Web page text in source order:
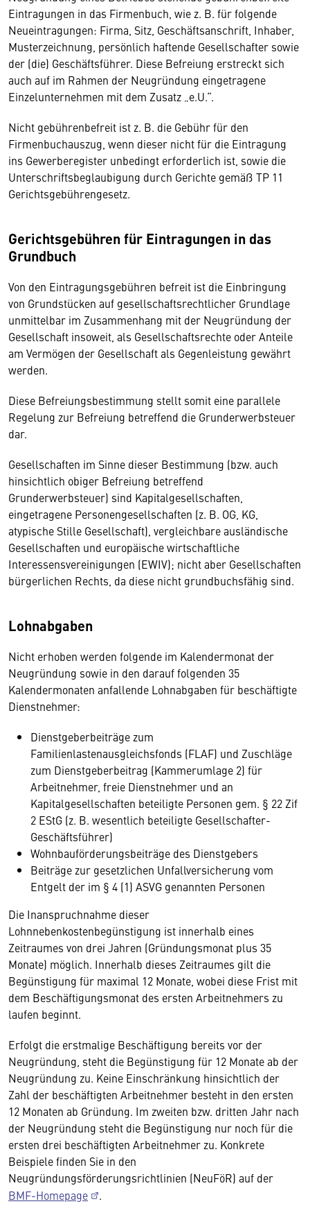
Eintragungen in das Firmenbuch, wie z. B. für folgende
Neueintragungen: Firma, Sitz, Geschäftsanschrift, Inhaber,
Musterzeichnung, persönlich haftende Gesellschafter sowie
der (die) Geschäftsführer. Diese Befreiung erstreckt sich
auch auf im Rahmen der Neugründung eingetragene
Einzelunternehmen mit dem Zusatz „e.U.“.
Nicht gebührenbefreit ist z. B. die Gebühr für den
Firmenbuchauszug, wenn dieser nicht für die Eintragung
ins Gewerberegister unbedingt erforderlich ist, sowie die
Unterschriftsbeglaubigung durch Gerichte gemäß TP 11
Gerichtsgebührengesetz.
Gerichtsgebühren für Eintragungen in das
Grundbuch
Von den Eintragungsgebühren befreit ist die Einbringung
von Grundstücken auf gesellschaftsrechtlicher Grundlage
unmittelbar im Zusammenhang mit der Neugründung der
Gesellschaft insoweit, als Gesellschaftsrechte oder Anteile
am Vermögen der Gesellschaft als Gegenleistung gewährt
werden.
Diese Befreiungsbestimmung stellt somit eine parallele
Regelung zur Befreiung betreffend die Grunderwerbsteuer
dar.
Gesellschaften im Sinne dieser Bestimmung (bzw. auch
hinsichtlich obiger Befreiung betreffend
Grunderwerbsteuer) sind Kapitalgesellschaften,
eingetragene Personengesellschaften (z. B. OG, KG,
atypische Stille Gesellschaft), vergleichbare ausländische
Gesellschaften und europäische wirtschaftliche
Interessensvereinigungen (EWIV); nicht aber Gesellschaften
bürgerlichen Rechts, da diese nicht grundbuchsfähig sind.
Lohnabgaben
Nicht erhoben werden folgende im Kalendermonat der
Neugründung sowie in den darauf folgenden 35
Kalendermonaten anfallende Lohnabgaben für beschäftigte
Dienstnehmer:
Dienstgeberbeiträge zum
Familienlastenausgleichsfonds (FLAF) und Zuschläge
zum Dienstgeberbeitrag (Kammerumlage 2) für
Arbeitnehmer, freie Dienstnehmer und an
Kapitalgesellschaften beteiligte Personen gem. § 22 Zif
2 EStG (z. B. wesentlich beteiligte Gesellschafter-
Geschäftsführer)
Wohnbauförderungsbeiträge des Dienstgebers
Beiträge zur gesetzlichen Unfallversicherung vom
Entgelt der im § 4 (1) ASVG genannten Personen
Die Inanspruchnahme dieser
Lohnnebenkostenbegünstigung ist innerhalb eines
Zeitraumes von drei Jahren (Gründungsmonat plus 35
Monate) möglich. Innerhalb dieses Zeitraumes gilt die
Begünstigung für maximal 12 Monate, wobei diese Frist mit
dem Beschäftigungsmonat des ersten Arbeitnehmers zu
laufen beginnt.
Erfolgt die erstmalige Beschäftigung bereits vor der
Neugründung, steht die Begünstigung für 12 Monate ab der
Neugründung zu. Keine Einschränkung hinsichtlich der
Zahl der beschäftigten Arbeitnehmer besteht in den ersten
12 Monaten ab Gründung. Im zweiten bzw. dritten Jahr nach
der Neugründung steht die Begünstigung nur noch für die
ersten drei beschäftigten Arbeitnehmer zu. Konkrete
Beispiele finden Sie in den
Neugründungsförderungsrichtlinien (NeuFöR) auf der
BMF-Homepage
.